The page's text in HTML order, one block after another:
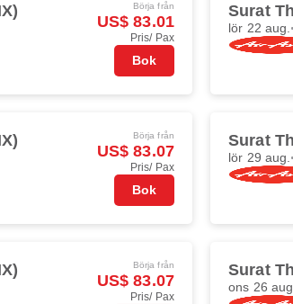
Börja från
US$ 83.01
Pris/ Pax
Bok
Surat
lör 22 aug.
Börja från
US$ 83.07
Pris/ Pax
Bok
Surat
lör 29 aug.
Börja från
US$ 83.07
Pris/ Pax
Surat
ons 26 aug.